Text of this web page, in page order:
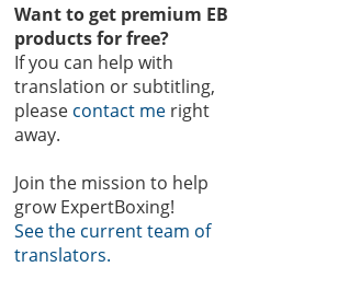
Want to get premium EB
products for free?
If you can help with
translation or subtitling,
please contact me right
away.
Join the mission to help
grow ExpertBoxing!
See the current team of
translators.